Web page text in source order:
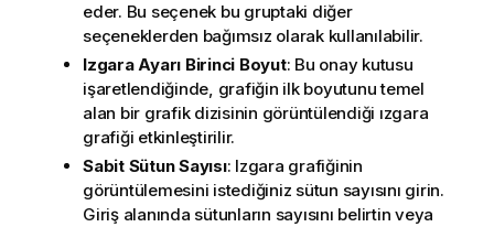
eder. Bu seçenek bu gruptaki diğer
seçeneklerden bağımsız olarak kullanılabilir.
Izgara Ayarı Birinci Boyut: Bu onay kutusu
işaretlendiğinde, grafiğin ilk boyutunu temel
alan bir grafik dizisinin görüntülendiği ızgara
grafiği etkinleştirilir.
Sabit Sütun Sayısı: Izgara grafiğinin
görüntülemesini istediğiniz sütun sayısını girin.
Giriş alanında sütunların sayısını belirtin veya